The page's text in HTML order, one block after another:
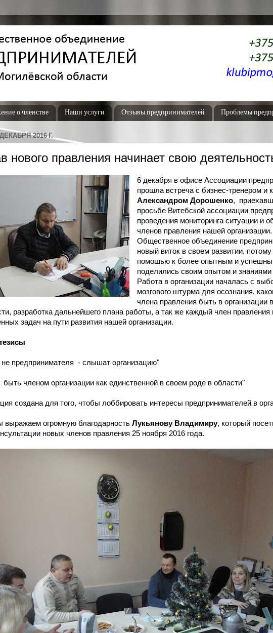
о членстве Наши услуги Отзывы предпринимателей Проблемы
2016 Г.
нового правления начинает свою
6 декабря в офисе Ассоциации
прошла встреча с бизнес-тренером и
Александром Дорошенко,
просьбе Витебской ассоциации
проведения мониторинга ситуации и
членов правления нашей организации.
Общественное объединение
новый виток в своем развитии,
помощью к более опытным и
поделились своим опытом и знаниями
Работа в организации началась с
мозгового штурма для осознания,
члена правления быть в организации
разработка дальнейшего плана работы, а так же каждый член
задач на пути развития нашей организации.
предпринимателя - слышат организацию"
членом организации как единственной в своем роде в области"
создана для того, чтобы лоббировать интересы предпринимателей в
выражаем огромную благодарность Лукьянову Владимиру, который
новых членов правления 25 ноября 2016 года.